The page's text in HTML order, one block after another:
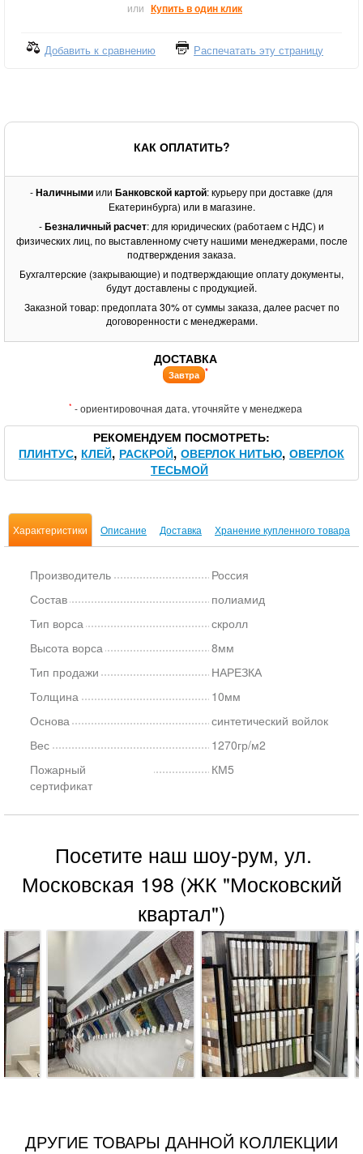
или Купить в один клик
Добавить к сравнению Распечатать эту страницу
КАК ОПЛАТИТЬ?
-Наличнымиили Банковской картой: курьеру при доставке (для
Екатеринбурга) или в магазине.
-Безналичный расчет: для юридических (работаем с НДС) и
физических лиц, по выставленному счету нашими менеджерами, после
подтверждения заказа.
Бухгалтерские (закрывающие) и подтверждающие оплату документы,
будут доставлены с продукцией.
Заказной товар: предоплата 30% от суммы заказа, далее расчет по
договоренности с менеджерами.
ДОСТАВКА
Завтра *
* - ориентировочная дата, уточняйте у менеджера
РЕКОМЕНДУЕМ ПОСМОТРЕТЬ
ПЛИНТУС КЛЕЙ РАСКРОЙ ОВЕРЛОК НИТЬЮ ОВЕРЛОК
ТЕСЬМОЙ
Характеристики Описание Доставка Хранение купленного товара
Производитель
Россия
Состав
полиамид
Тип ворса
скролл
Высота ворса
8мм
Тип продажи
НАРЕЗКА
Толщина
10мм
Основа
синтетический войлок
Вес
1270гр/м2
Пожарный
сертификат
КМ5
Посетите наш шоу-рум, ул.
Московская 198 (ЖК "Московский
квартал")
ДРУГИЕ ТОВАРЫ ДАННОЙ КОЛЛЕКЦИИ